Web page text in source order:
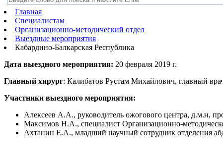
Главная
Специалистам
Организационно-методический отдел
Выездные мероприятия
Кабардино-Балкарская Республика
Дата выездного мероприятия: 20 февраля 2019 г.
Главный хирург: Калибатов Рустам Михайлович, главный
Участники выездного мероприятия:
Алексеев А.А., руководитель ожогового центра, д.м.н,
Максимов Н.А., специалист Организационно-
Ахтанин Е.А., младший научный сотрудник отделения